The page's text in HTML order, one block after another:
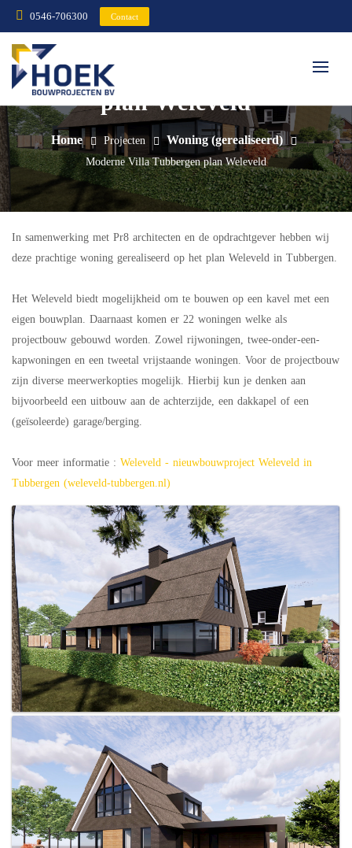
0546-706300 Contact
Moderne Villa Tubbergen
plan Weleveld
Home Projecten Woning (gerealiseerd)
Moderne Villa Tubbergen plan Weleveld
In samenwerking met Pr8 architecten en de opdrachtgever hebben wij
deze prachtige woning gerealiseerd op het plan Weleveld in Tubbergen.
Het Weleveld biedt mogelijkheid om te bouwen op een kavel met een
eigen bouwplan. Daarnaast komen er 22 woningen welke als
projectbouw gebouwd worden. Zowel rijwoningen, twee-onder-een-
kapwoningen en een tweetal vrijstaande woningen. Voor de projectbouw
zijn diverse meerwerkopties mogelijk. Hierbij kun je denken aan
bijvoorbeeld een uitbouw aan de achterzijde, een dakkapel of een
(geïsoleerde) garage/berging.
Voor meer informatie : Weleveld - nieuwbouwproject Weleveld in
Tubbergen (weleveld-tubbergen.nl)